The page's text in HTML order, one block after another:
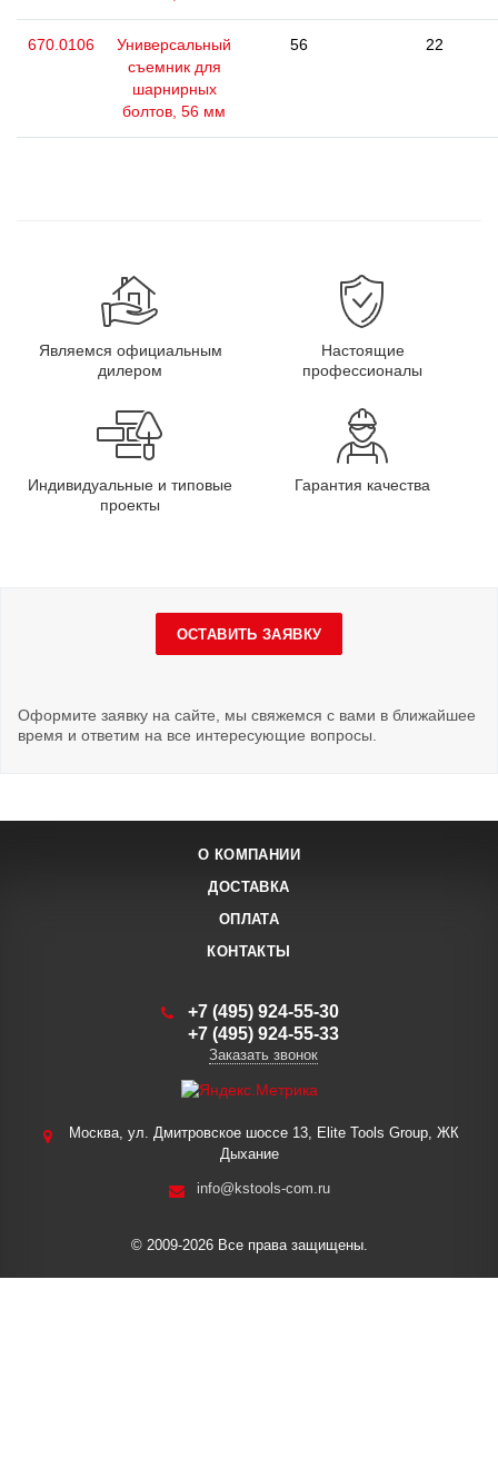
670.0106
Универсальный
съемник для
шарнирных
болтов, 56 мм
56 22
Являемся официальным
дилером
Настоящие
профессионалы
Индивидуальные и типовые
проекты
Гарантия качества
ОСТАВИТЬ ЗАЯВКУ
Оформите заявку на сайте, мы свяжемся с вами в ближайшее
время и ответим на все интересующие вопросы.
О КОМПАНИИ
ДОСТАВКА
ОПЛАТА
КОНТАКТЫ
+7 (495) 924-55-30
+7 (495) 924-55-33
Заказать звонок
Москва, ул. Дмитровское шоссе 13, Elite Tools Group, ЖК
Дыхание
info@kstools-com.ru
© 2009-2026 Все права защищены.